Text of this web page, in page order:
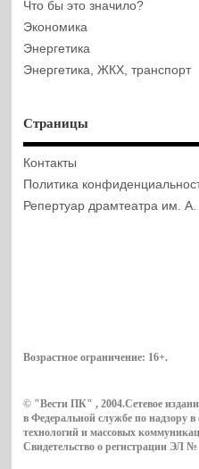
Что бы это значило?
Экономика
Энергетика
Энергетика, ЖКХ, транспорт
Страницы
Контакты
Политика
Репертуар драмтеатра им.
Возрастное ограничение: 16+.
© "Вести ПК" , 2004.Сетевое
в Федеральной службе по надзору
технологий и массовых
Свидетельство о регистрации ЭЛ